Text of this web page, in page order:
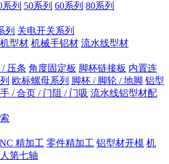
系列 50系列 60系列 80系列
列 关电开关系列
型材 机械手铝材 流水线型材
/ 压条 角度固定板 脚杯链接板 内置连
欧标螺母系列 脚杯 / 脚轮 / 地脚 铝型
/ 合页 / 门阻 / 门吸 流水线铝型材配
精加工 零件精加工 铝型材开模 机
第七轴